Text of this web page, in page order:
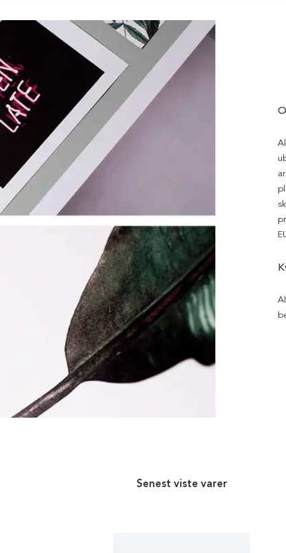
Senest viste varer